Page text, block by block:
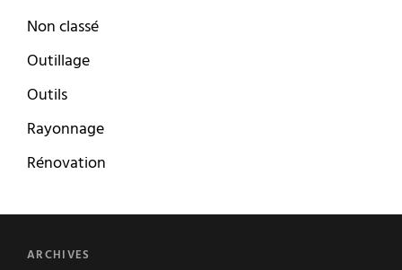
Non classé
Outillage
Outils
Rayonnage
Rénovation
ARCHIVES